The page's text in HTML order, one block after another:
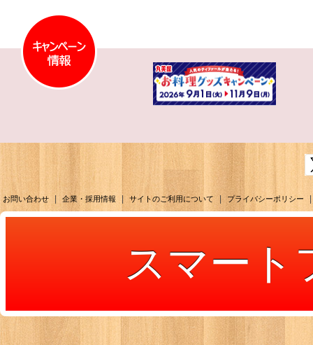
お問い合わせ 企業・採用情報 サイトのご利用について プライバシーポリシー
スマート